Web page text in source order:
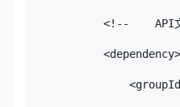
<!--    API
            <dependency>